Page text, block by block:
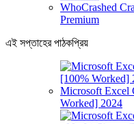
WhoCrashed
Premium
এই সপ্তাহের পাঠকপ্রিয়
Microsoft Excel
Worked] 2024